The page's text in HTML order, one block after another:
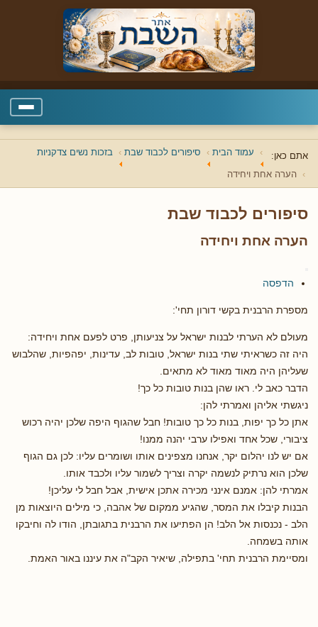
אתם כאן: עמוד הבית סיפורים לכבוד שבת בזכות נשים צדקניות
הערה אחת ויחידה
סיפורים לכבוד שבת
הערה אחת ויחידה
הדפסה
מספרת הרבנית בקשי דורון תחי':
מעולם לא הערתי לבנות ישראל על צניעותן, פרט לפעם אחת ויחידה:
היה זה כשראיתי שתי בנות ישראל, טובות לב, עדינות, יפהפיות, שהלבוש
שעליהן היה מאוד מאוד לא מתאים.
הדבר כאב לי. ראו שהן בנות טובות כל כך!
ניגשתי אליהן ואמרתי להן:
אתן כל כך יפות, בנות כל כך טובות! חבל שהגוף היפה שלכן יהיה רכוש
ציבורי, שכל אחד ואפילו ערבי יהנה ממנו!
אם יש לנו יהלום יקר, אנחנו מצפינים אותו ושומרים עליו: לכן גם הגוף
שלכן הוא נרתיק לנשמה יקרה וצריך לשמור עליו ולכבד אותו.
אמרתי להן: אמנם אינני מכירה אתכן אישית, אבל חבל לי עליכן!
הבנות קיבלו את המסר, שהגיע ממקום של אהבה, כי מילים היוצאות מן
הלב - נכנסות אל הלב! הן הפתיעו את הרבנית בתגובתן, הודו לה וחיבקו
אותה בשמחה.
ומסיימת הרבנית תחי' בתפילה, שיאיר הקב"ה את עיננו באור האמת.